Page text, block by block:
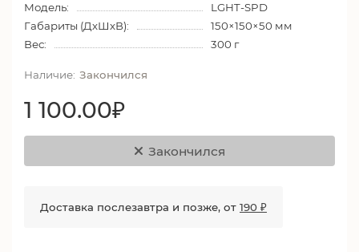
Модель:
LGHT-SPD
Габариты (ДхШхВ):
150×150×50 мм
Вес:
300 г
Закончился
1 100.00₽
Закончился
Доставка послезавтра и позже, от 190 ₽